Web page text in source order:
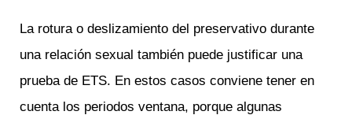
La rotura o deslizamiento del preservativo durante
una relación sexual también puede justificar una
prueba de ETS. En estos casos conviene tener en
cuenta los periodos ventana, porque algunas